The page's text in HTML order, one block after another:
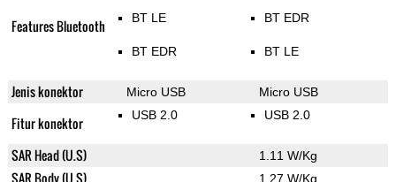
Features Bluetooth BT LE
BT EDR
BT EDR
BT LE
Jenis konektor Micro USB Micro USB
Fitur konektor USB 2.0 USB 2.0
SAR Head (U.S) 1.11 W/Kg
SAR Body (U.S) 1.27 W/Kg